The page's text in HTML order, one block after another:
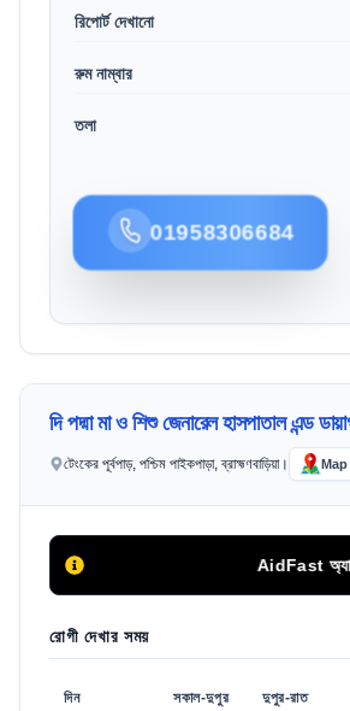
রিপোর্ট দেখানো
রুম নাম্বার
তলা
01958306684
দি পদ্মা মা ও শিশু জেনারেল হাসপাতাল এন্ড
টেংকের পূর্বপাড়, পশ্চিম পাইকপাড়া, ব্রাহ্মণবাড়িয়া। Map
AidFast অ্যাপ
রোগী দেখার সময়
দিন সকাল-দুপুর দুপুর-রাত